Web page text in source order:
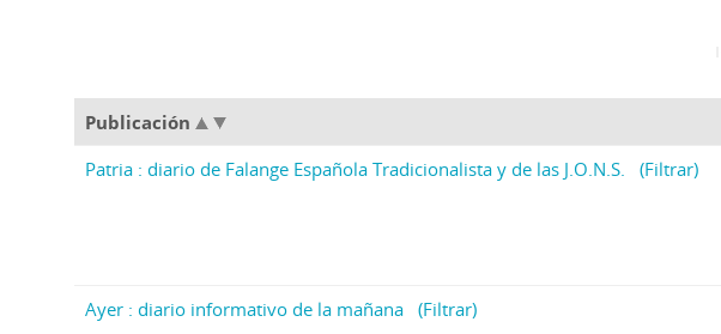
Publicación
Patria : diario de Falange Española Tradicionalista y de las J.O.N.S.
(Filtrar)
Ayer : diario informativo de la mañana (Filtrar)